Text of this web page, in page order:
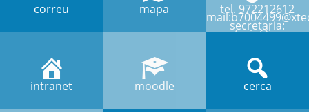
correu mapa tel. 972212612
secretaria:
intranet moodle cerca